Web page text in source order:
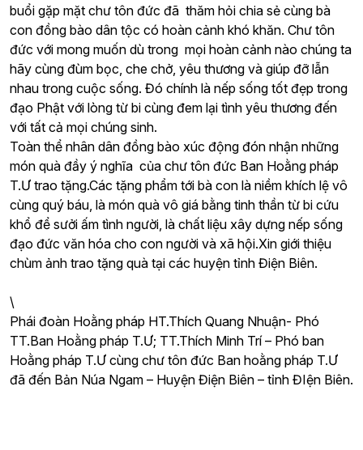
buổi gặp mặt chư tôn đức đã thăm hỏi chia sẻ cùng bà
con đồng bào dân tộc có hoàn cảnh khó khăn. Chư tôn
đức với mong muốn dù trong mọi hoàn cảnh nào chúng ta
hãy cùng đùm bọc, che chở, yêu thương và giúp đỡ lẫn
nhau trong cuộc sống. Đó chính là nếp sống tốt đẹp trong
đạo Phật với lòng từ bi cùng đem lại tình yêu thương đến
với tất cả mọi chúng sinh.
Toàn thể nhân dân đồng bào xúc động đón nhận những
món quà đầy ý nghĩa của chư tôn đức Ban Hoằng pháp
T.Ư trao tặng.Các tặng phẩm tới bà con là niềm khích lệ vô
cùng quý báu, là món quà vô giá bằng tinh thần từ bi cứu
khổ để sưởi ấm tình người, là chất liệu xây dựng nếp sống
đạo đức văn hóa cho con người và xã hội.Xin giới thiệu
chùm ảnh trao tặng quà tại các huyện tỉnh Điện Biên.
\
Phái đoàn Hoằng pháp HT.Thích Quang Nhuận- Phó
TT.Ban Hoằng pháp T.Ư; TT.Thích Minh Trí – Phó ban
Hoằng pháp T.Ư cùng chư tôn đức Ban hoằng pháp T.Ư
đã đến Bản Núa Ngam – Huyện Điện Biên – tỉnh ĐIện Biên.